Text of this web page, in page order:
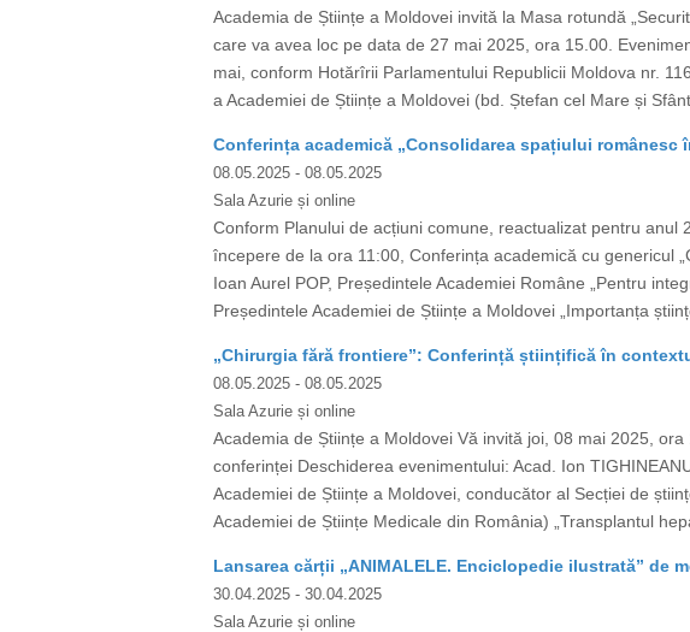
Academia de Științe a Moldovei invită la Masa rotundă
care va avea loc pe data de 27 mai 2025, ora 15.00.
mai, conform Hotărîrii Parlamentului Republicii Moldova nr.
a Academiei de Științe a Moldovei (bd. Ștefan cel Mare și
Conferința academică „Consolidarea spațiului
08.05.2025 - 08.05.2025
Sala Azurie și online
Conform Planului de acțiuni comune, reactualizat pentru
începere de la ora 11:00, Conferința academică cu genericul
Ioan Aurel POP, Președintele Academiei Române „Pentru
Președintele Academiei de Științe a Moldovei „Importanța
„Chirurgia fără frontiere”: Conferință științifică în
08.05.2025 - 08.05.2025
Sala Azurie și online
Academia de Științe a Moldovei Vă invită joi, 08 mai 2025,
conferinței Deschiderea evenimentului: Acad. Ion
Academiei de Științe a Moldovei, conducător al Secției de
Academiei de Științe Medicale din România) „Transplantul
Lansarea cărții „ANIMALELE. Enciclopedie ilustrată” de
30.04.2025 - 30.04.2025
Sala Azurie și online